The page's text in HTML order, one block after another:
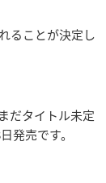
ることが決定し
だタイトル未定
発売です。